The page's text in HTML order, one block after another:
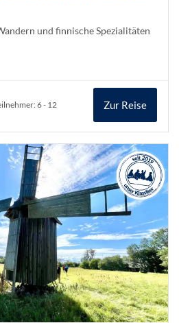
und finnische Spezialitäten
6 - 12 Zur Reise